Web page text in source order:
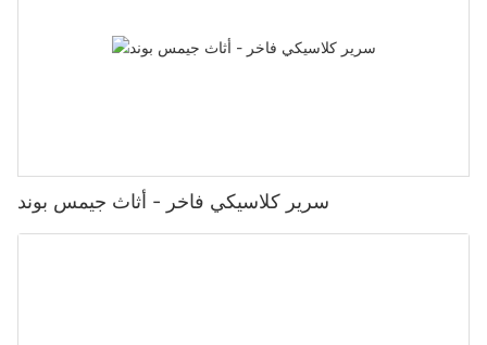
سرير كلاسيكي فاخر - أثاث جيمس بوند